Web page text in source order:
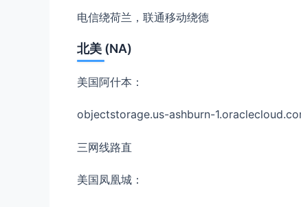
电信绕荷兰，联通移动绕德
北美 (NA)
美国阿什本：
objectstorage.us-ashburn-
三网线路直
美国凤凰城：